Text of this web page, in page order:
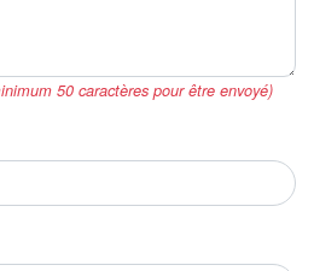
50 caractères pour être envoyé)